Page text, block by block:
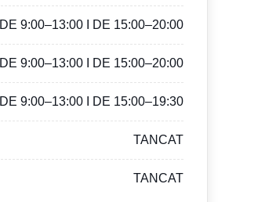
DE 9:00–13:00 I DE 15:00–20:00
DE 9:00–13:00 I DE 15:00–20:00
DE 9:00–13:00 I DE 15:00–19:30
TANCAT
TANCAT